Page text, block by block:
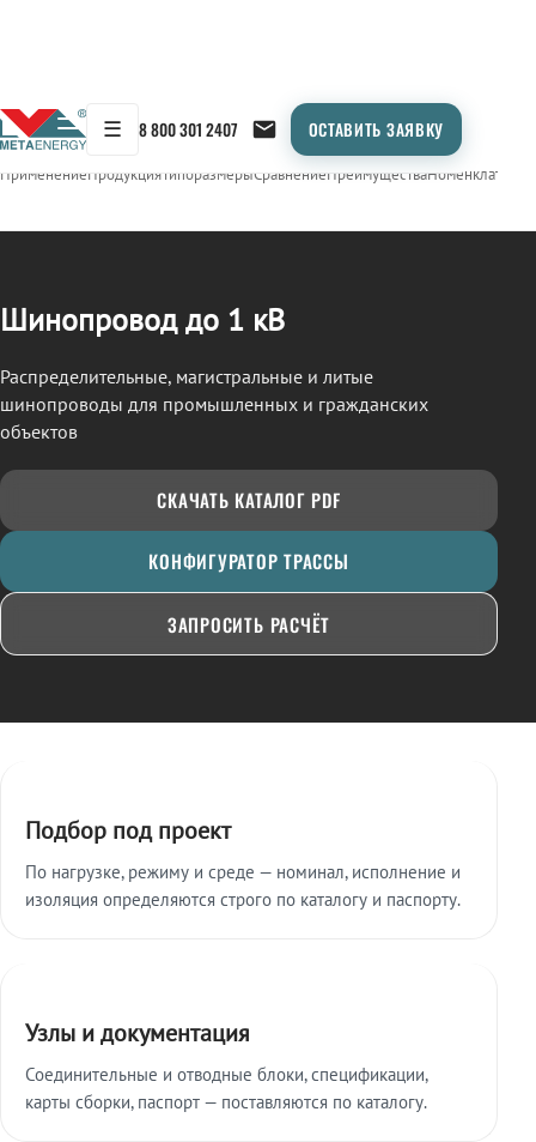
☰ 8 800 301 2407 ОСТАВИТЬ ЗАЯВКУ
← Продукция/ШИНОПРОВОД
ПрименениеПродукцияТипоразмерыСравнениеПреимуществаНоменклатура
Шинопровод до 1 кВ
Распределительные, магистральные и литые
шинопроводы для промышленных и гражданских
объектов
СКАЧАТЬ КАТАЛОГ PDF
КОНФИГУРАТОР ТРАССЫ
ЗАПРОСИТЬ РАСЧЁТ
Подбор под проект
По нагрузке, режиму и среде — номинал, исполнение и
изоляция определяются строго по каталогу и паспорту.
Узлы и документация
Соединительные и отводные блоки, спецификации,
карты сборки, паспорт — поставляются по каталогу.